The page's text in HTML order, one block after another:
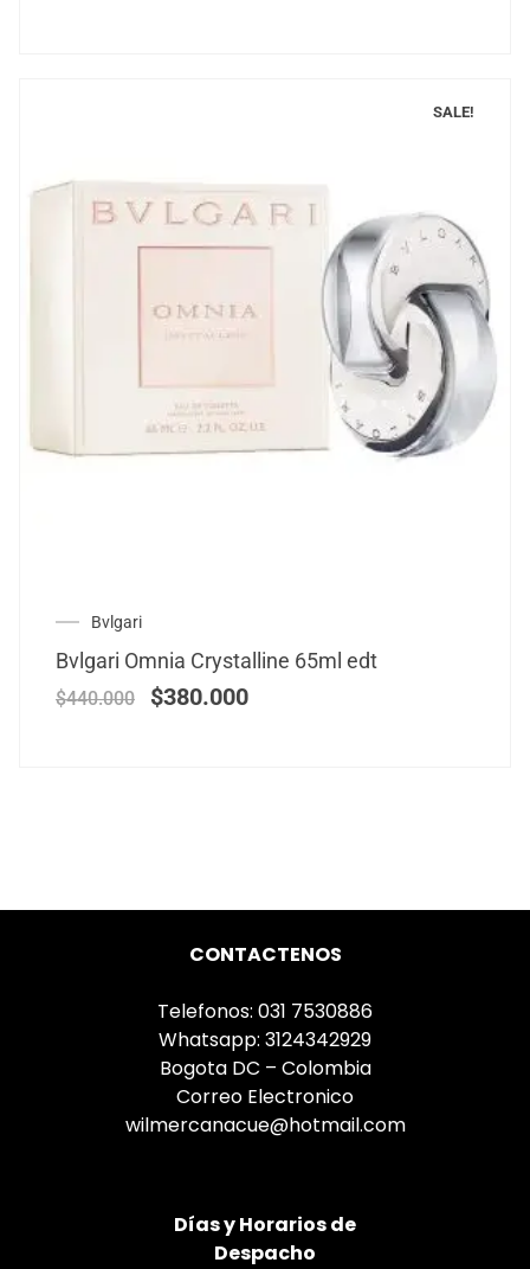
SALE!
Bvlgari
Bvlgari Omnia Crystalline 65ml edt
$440.000 $380.000
CONTACTENOS
Telefonos: 031 7530886
Whatsapp: 3124342929
Bogota DC – Colombia
Correo Electronico
wilmercanacue@hotmail.com
Díasy Horarios de
Despacho